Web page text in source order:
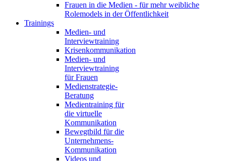
Frauen in die Medien - für mehr weibliche
Rolemodels in der Öffentlichkeit
Trainings
Medien- und
Interviewtraining
Krisenkommunikation
Medien- und
Interviewtraining
für Frauen
Medienstrategie-
Beratung
Medientraining für
die virtuelle
Kommunikation
Bewegtbild für die
Unternehmens-
Kommunikation
Videos und